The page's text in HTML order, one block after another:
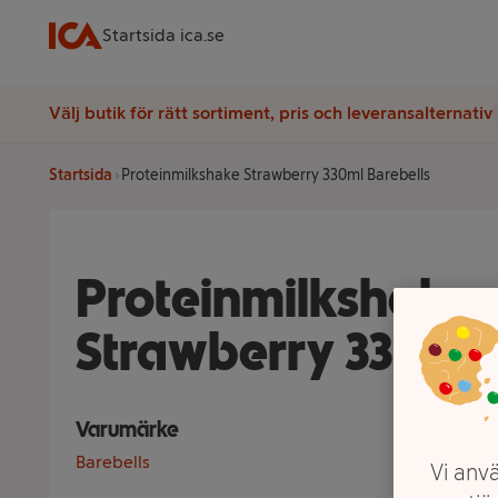
Startsida ica.se
Välj butik för rätt sortiment, pris och leveransalternativ
Startsida Proteinmilkshake Strawberry 330ml Barebells
Proteinmilkshake
Strawberry 330ml
Varumärke
Barebells
Vi